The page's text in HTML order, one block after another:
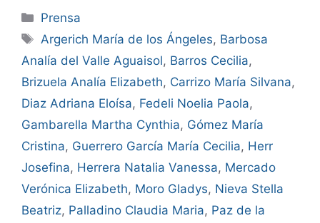
Prensa
Argerich María de los Ángeles, Barbosa
Analía del Valle Aguaisol, Barros Cecilia,
Brizuela Analía Elizabeth, Carrizo María Silvana,
Diaz Adriana Eloísa, Fedeli Noelia Paola,
Gambarella Martha Cynthia, Gómez María
Cristina, Guerrero García María Cecilia, Herr
Josefina, Herrera Natalia Vanessa, Mercado
Verónica Elizabeth, Moro Gladys, Nieva Stella
Beatriz, Palladino Claudia Maria, Paz de la